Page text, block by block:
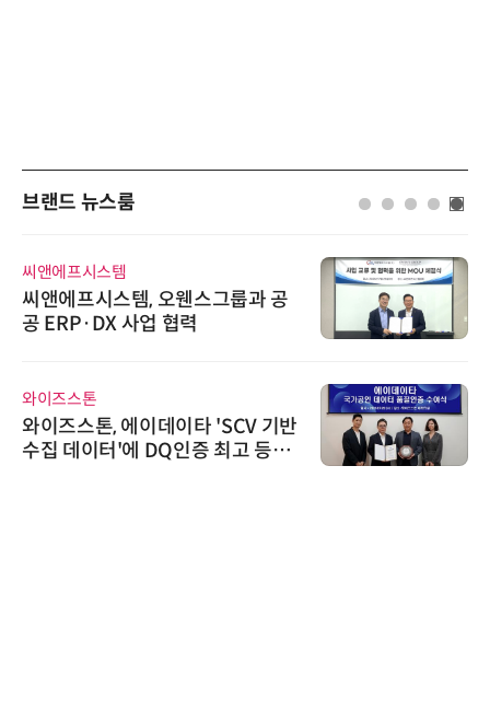
브랜드 뉴스룸
에프시스템
에프시스템, 오웬스그룹과 공
사업 협력
즈스톤
즈스톤, 에이데이타 'SCV 기반
데이터'에 DQ인증 최고 등급
인아
인
어 개
시큐
정